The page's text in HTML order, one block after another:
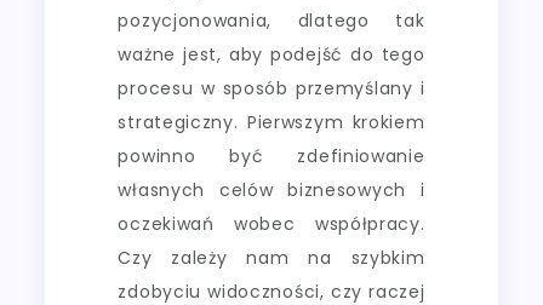
pozycjonowania, dlatego tak
ważne jest, aby podejść do tego
procesu w sposób przemyślany i
strategiczny. Pierwszym krokiem
powinno być zdefiniowanie
własnych celów biznesowych i
oczekiwań wobec współpracy.
Czy zależy nam na szybkim
zdobyciu widoczności, czy raczej